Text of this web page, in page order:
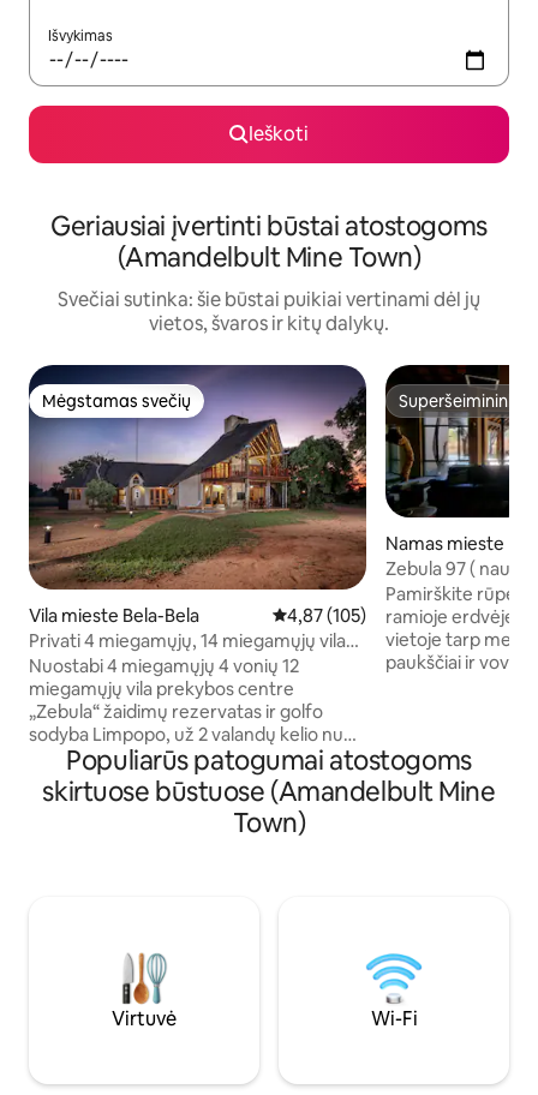
Išvykimas
Ieškoti
Geriausiai įvertinti būstai atostogoms
(Amandelbult Mine Town)
Svečiai sutinka: šie būstai puikiai vertinami dėl jų
vietos, švaros ir kitų dalykų.
Mėgstamas svečių
Mėgstamas svečių
Vila mieste Bela-Bela Vidutinis įvertinimas: 4,87 iš 5,
4,87 (105)
Privati 4 miegamųjų, 14 miegamųjų vila
Zebuloje
Nuostabi 4 miegamųjų 4 vonių 12
miegamųjų vila prekybos centre
„Zebula“ žaidimų rezervatas ir golfo
sodyba Limpopo, už 2 valandų kelio nuo
Džoburgo. Pilnai įrengtas savarankiško
maitinimo būstas su inverteriu ir
atsargine baterija (be įkrovos), baseinu,
įrengtu braai ir laužaviete. Miegojimo
restoranai ir keturračiai pasivažinėjimai
dviračiais ir dar daug ko.
Superšeimininkas
Superšeimininkas
Namas mieste
Zebula 97 (
Pamirškite
ramioje erdvėje. Lodge 97 yra privačioje
vietoje tarp
paukščiai ir
norintiems
Žygiai pėsčiomis
gyvūnų yra populiari
Populiarūs patogumai atostogoms
skirtuose būstuose (Amandelbult Mine
Town)
Virtuvė Wi-Fi